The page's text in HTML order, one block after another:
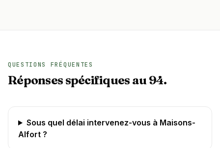
QUESTIONS FRÉQUENTES
Réponses spécifiques au 94.
Sous quel délai intervenez-vous à Maisons-
Alfort ?